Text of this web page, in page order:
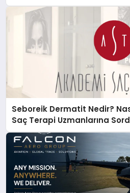
Seboreik Dermatit Nedir?
Saç Terapi Uzmanlarına